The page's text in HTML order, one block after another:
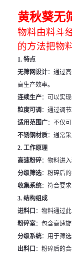
黄秋葵无
物料由料斗
的方法把物
1. 特点
无筛网设计：通过
高生产效率。
连续生产：可以实
粒度可调 ：通过调
适用范围广：不仅
不锈钢材质：通常
2. 工作原理
高速粉碎：物料进
分级筛选：粉碎后
收集系统：符合要
3. 结构组成
进料口 ：物料通过
粉碎室：包含高速
分级系统：用于筛
出料口 ：粉碎后的